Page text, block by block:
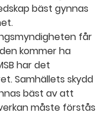
bäst gynnas
får
kommer ha
har det
Samhällets skydd
bäst av att
måste förstås